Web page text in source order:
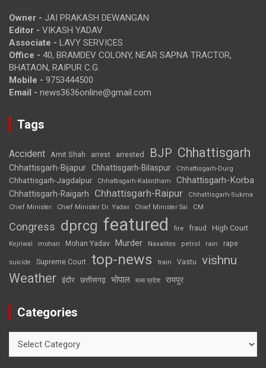
Owner - JAI PRAKASH DEWANGAN
Editor - VIKASH YADAV
Associate - LAVY SERVICES
Office - 40, BRAMDEV COLONY, NEAR SAPNA TRACTOR,
BHATAON, RAIPUR C.G.
Mobile - 9753444500
Email - news3636online@gmail.com
Tags
Accident Amit Shah arrest arrested BJP Chhattisgarh
Chhattisgarh-Bijapur Chhattisgarh-Bilaspur Chhattisgarh-Durg
Chhattisgarh-Jagdalpur Chhattisgarh-Kabirdham Chhattisgarh-Korba
Chhattisgarh-Raigarh Chhattisgarh-Raipur
Chhattisgarh-Sukma
Chief Minister
Chief Minister Dr. Yadav Chief Minister Sai CM
Congress dprcg featured fire fraud High Court
Kejriwal mohan Mohan Yadav Murder Naxalites petrol rain rape
suicide Supreme Court top-news train Vastu vishnu
Weather इंदौर छत्तीसगढ़ भोपाल मध्य प्रदेश रायपुर
Categories